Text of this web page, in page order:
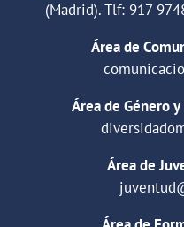
(Madrid). Tlf: 917
Área de
Área de Género
Área de